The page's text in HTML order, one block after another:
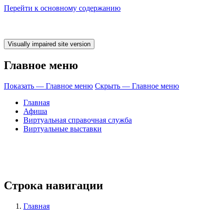
Перейти к основному содержанию
Главное меню
Показать — Главное меню Скрыть — Главное меню
Главная
Афиша
Виртуальная справочная служба
Виртуальные выставки
Строка навигации
Главная